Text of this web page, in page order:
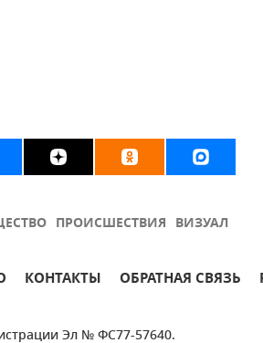
ПРОИСШЕСТВИЯ ВИЗУАЛ
КОНТАКТЫ ОБРАТНАЯ СВЯЗЬ
Эл № ФС77-57640.